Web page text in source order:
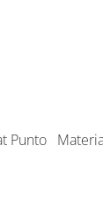
Punto